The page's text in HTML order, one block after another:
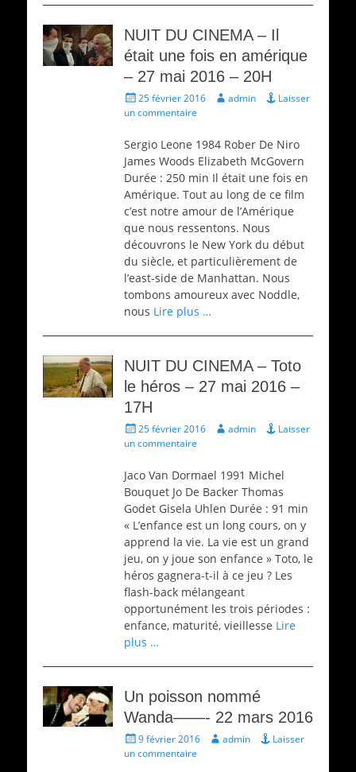
NUIT DU CINEMA – Il
était une fois en amérique
– 27 mai 2016 – 20H
Écrit
le
25 février 2016 Auteur
admin
Laisser
un commentaire
Sergio Leone 1984 Rober De Niro
James Woods Elizabeth McGovern
Durée : 250 min Il était une fois en
Amérique. Tout au long de ce film
c’est notre amour de l’Amérique
que nous ressentons. Nous
découvrons le New York du début
du siècle, et particulièrement de
l’east-side de Manhattan. Nous
tombons amoureux avec Noddle,
nous Lire plus …
NUIT DU CINEMA – Toto
le héros – 27 mai 2016 –
17H
Écrit
le
25 février 2016 Auteur
admin
Laisser
un commentaire
Jaco Van Dormael 1991 Michel
Bouquet Jo De Backer Thomas
Godet Gisela Uhlen Durée : 91 min
« L’enfance est un long cours, on y
apprend la vie. La vie est un grand
jeu, on y joue son enfance » Toto, le
héros gagnera-t-il à ce jeu ? Les
flash-back mélangeant
opportunément les trois périodes :
enfance, maturité, vieillesse Lire
plus …
Un poisson nommé
Wanda——- 22 mars 2016
Écrit
le
9 février 2016 Auteur
admin
Laisser
un commentaire